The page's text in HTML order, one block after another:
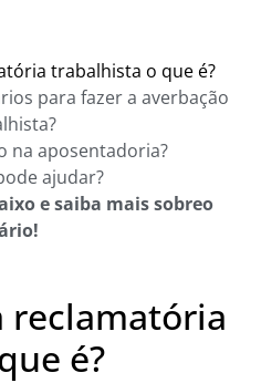
trabalhista o que é?
para fazer a averbação
na aposentadoria?
ajudar?
e saiba mais sobreo
reclamatória
é?